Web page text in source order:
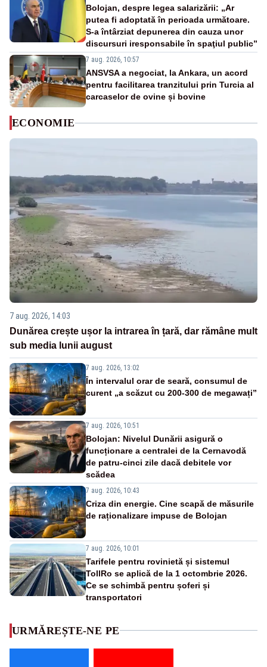
Bolojan, despre legea salarizării: „Ar
putea fi adoptată în perioada următoare.
S-a întârziat depunerea din cauza unor
discursuri iresponsabile în spaţiul public”
7 aug. 2026, 10:57
ANSVSA a negociat, la Ankara, un acord
pentru facilitarea tranzitului prin Turcia al
carcaselor de ovine și bovine
ECONOMIE
7 aug. 2026, 14:03
Dunărea crește ușor la intrarea în țară, dar rămâne mult
sub media lunii august
7 aug. 2026, 13:02
În intervalul orar de seară, consumul de
curent „a scăzut cu 200-300 de megawați”
7 aug. 2026, 10:51
Bolojan: Nivelul Dunării asigură o
funcționare a centralei de la Cernavodă
de patru-cinci zile dacă debitele vor
scădea
7 aug. 2026, 10:43
Criza din energie. Cine scapă de măsurile
de raționalizare impuse de Bolojan
7 aug. 2026, 10:01
Tarifele pentru rovinietă și sistemul
TollRo se aplică de la 1 octombrie 2026.
Ce se schimbă pentru șoferi și
transportatori
URMĂREȘTE-NE PE